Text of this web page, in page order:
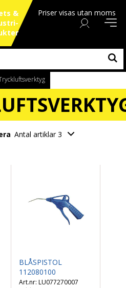
Priser visas utan moms
&
Antal artiklar 3
BLÅSPISTOL
112080100
LU077270007